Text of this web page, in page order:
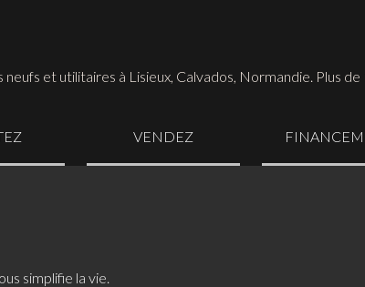
et utilitaires à Lisieux, Calvados, Normandie. Plus
VENDEZ
simplifie la vie.